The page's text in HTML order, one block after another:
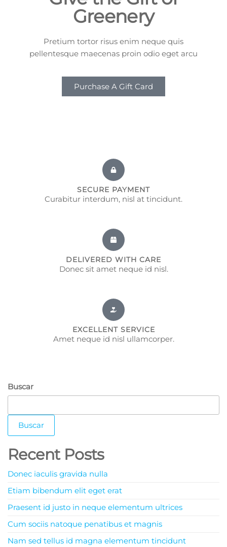
Greenery
Pretium tortor risus enim neque quis
pellentesque maecenas proin odio eget arcu
Purchase A Gift Card
SECURE PAYMENT
Curabitur interdum, nisl at tincidunt.
DELIVERED WITH CARE
Donec sit amet neque id nisl.
EXCELLENT SERVICE
Amet neque id nisl ullamcorper.
Buscar
Buscar
Recent Posts
Donec iaculis gravida nulla
Etiam bibendum elit eget erat
Praesent id justo in neque elementum ultrices
Cum sociis natoque penatibus et magnis
Nam sed tellus id magna elementum tincidunt